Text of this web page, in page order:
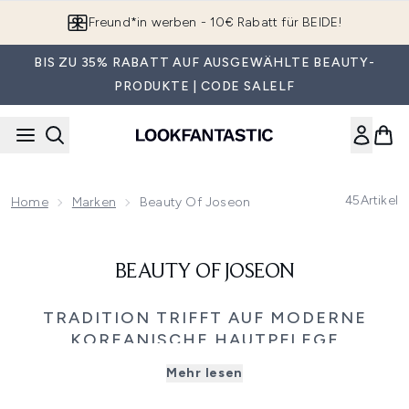
Freund*in werben - 10€ Rabatt für BEIDE!
BIS ZU 35% RABATT AUF AUSGEWÄHLTE BEAUTY-
PRODUKTE | CODE SALELF
Home Marken Beauty Of Joseon 45Artikel
BEAUTY OF JOSEON
TRADITION TRIFFT AUF MODERNE
KOREANISCHE HAUTPFLEGE
zeitlosen Eleganz und Weisheit der koreanischen Joseon-
Mehr lesen